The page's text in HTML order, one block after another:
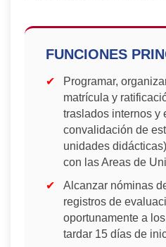
FUNCIONES
Programar,
matrícula y
traslados internos y
convalidación de
unidades
con las Areas de
Alcanzar nóminas
registros de
oportunamente a
tardar 15 días de